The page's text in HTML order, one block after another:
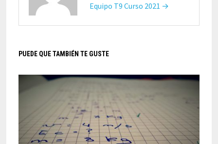
Equipo T9 Curso 2021 →
PUEDE QUE TAMBIÉN TE GUSTE